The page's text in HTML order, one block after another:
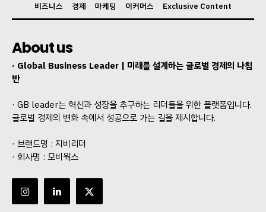
비즈니스 경제 마케팅 이커머스 Exclusive Content
About us
· Global Business Leader | 미래를 설계하는 글로벌 경제의 나침
반
· GB leader는 혁신과 성장을 추구하는 리더들을 위한 플랫폼입니다.
글로벌 경제의 변화 속에서 성공으로 가는 길을 제시합니다.
· 브랜드명 : 지비리더
· 회사명 : 모비웍스